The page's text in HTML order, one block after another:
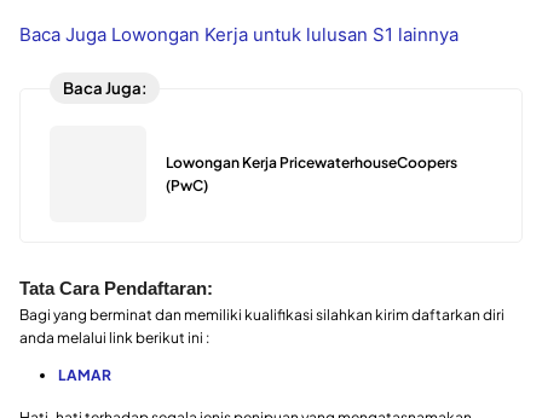
Baca Juga Lowongan Kerja untuk lulusan S1 lainnya
Baca Juga:
Lowongan Kerja PricewaterhouseCoopers
(PwC)
Tata Cara Pendaftaran:
Bagi yang berminat dan memiliki kualifikasi silahkan kirim daftarkan diri
anda melalui link berikut ini :
LAMAR